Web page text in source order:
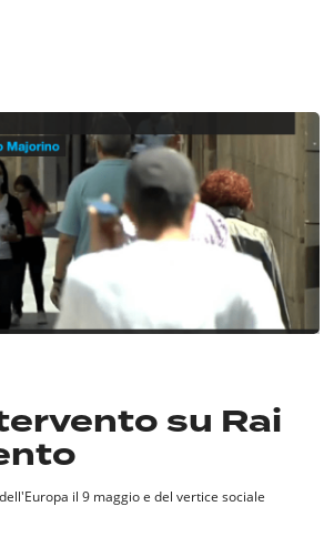
su Rai
il 9 maggio e del vertice sociale